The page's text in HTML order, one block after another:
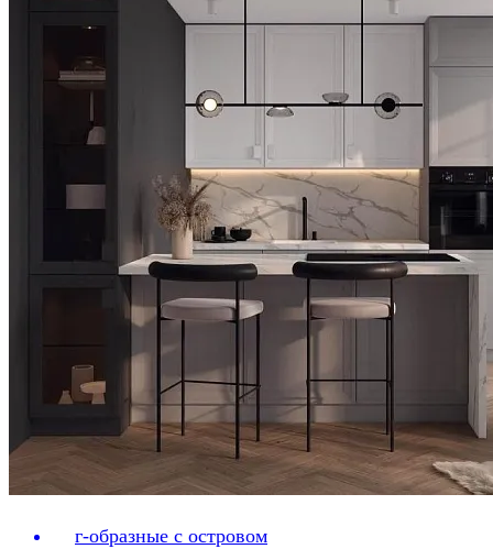
г-образные с островом